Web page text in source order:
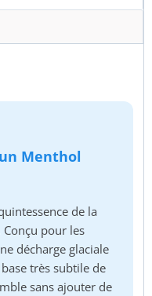
Menthol
de la
pour les
décharge glaciale
très subtile de
sans ajouter de